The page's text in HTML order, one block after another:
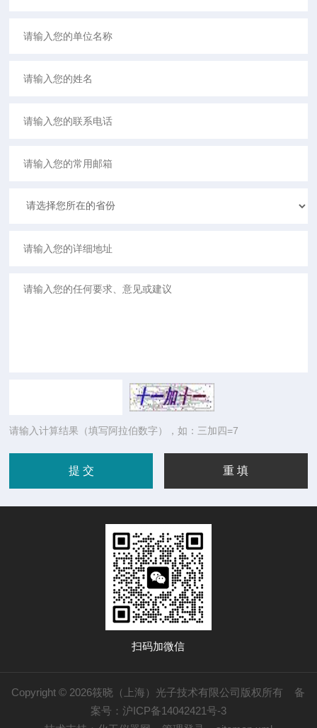
请输入计算结果（填写阿拉伯数字），如：三加四=7
扫码加微信
Copyright © 2026筱晓（上海）光子技术有限公司版权所有 备
案号：沪ICP备14042421号-3